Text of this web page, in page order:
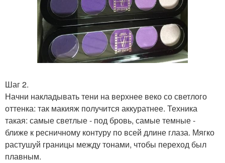
Шаг 2.
Начни накладывать тени на верхнее веко со светлого
оттенка: так макияж получится аккуратнее. Техника
такая: самые светлые - под бровь, самые темные -
ближе к ресничному контуру по всей длине глаза. Мягко
растушуй границы между тонами, чтобы переход был
плавным.